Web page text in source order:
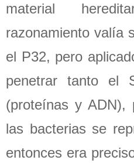
material
razonamiento valía
el P32, pero
penetrar tanto el
(proteínas y ADN),
las bacterias se
entonces era